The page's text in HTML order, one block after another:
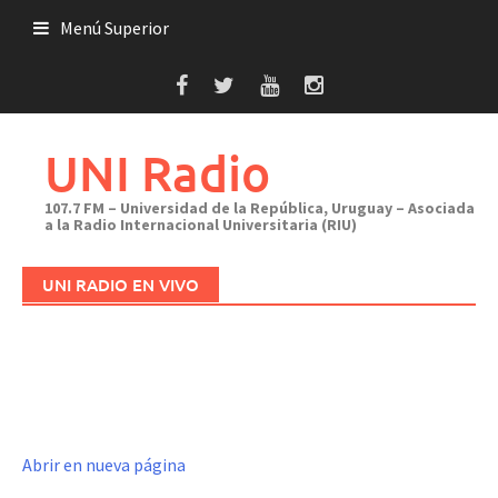
Menú Superior
UNI Radio
107.7 FM – Universidad de la República, Uruguay – Asociada
a la Radio Internacional Universitaria (RIU)
UNI RADIO EN VIVO
Abrir en nueva página